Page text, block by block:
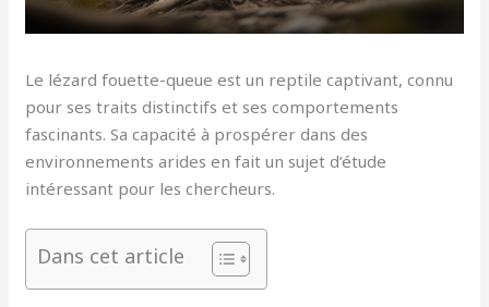
Le lézard fouette-queue est un reptile captivant, connu
pour ses traits distinctifs et ses comportements
fascinants. Sa capacité à prospérer dans des
environnements arides en fait un sujet d’étude
intéressant pour les chercheurs.
Dans cet article